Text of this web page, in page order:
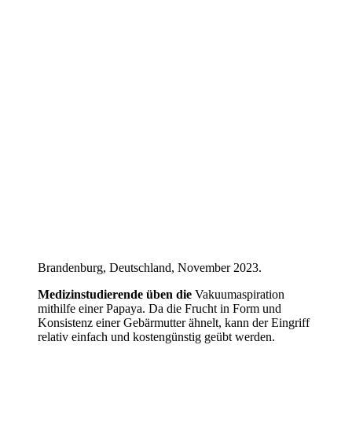
Brandenburg, Deutschland, November 2023.
Medizinstudierende üben die Vakuumaspiration
mithilfe einer Papaya. Da die Frucht in Form und
Konsistenz einer Gebärmutter ähnelt, kann der Eingriff
relativ einfach und kostengünstig geübt werden.